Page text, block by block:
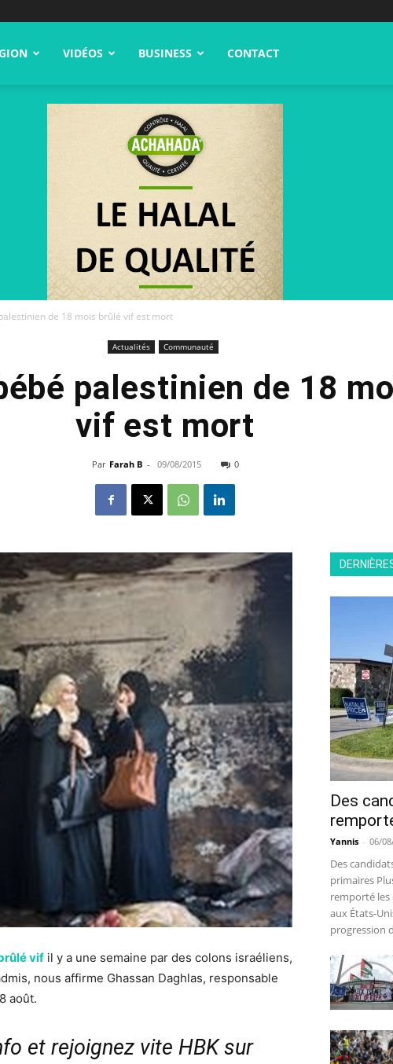
VIDÉOS BUSINESS CONTACT
de 18 mois brûlé vif est mort
Actualités Communauté
palestinien de 18
vif est mort
Par Farah B - 09/08/2015 0
vif il y a une semaine par des colons israéliens,
nous affirme Ghassan Daghlas, responsable
août.
et rejoignez vite HBK sur
Des
Yannis - 06/
Des
primaires
remporté
aux États-
progression